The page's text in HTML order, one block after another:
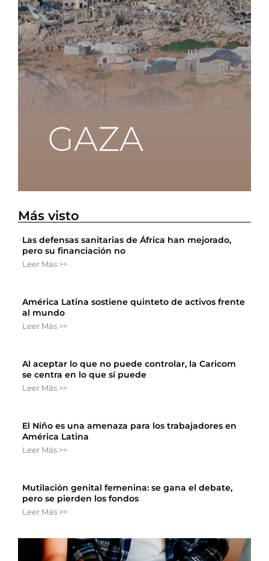
Más visto
Las defensas sanitarias de África han mejorado,
pero su financiación no
Leer Más >>
América Latina sostiene quinteto de activos frente
al mundo
Leer Más >>
Al aceptar lo que no puede controlar, la Caricom
se centra en lo que sí puede
Leer Más >>
El Niño es una amenaza para los trabajadores en
América Latina
Leer Más >>
Mutilación genital femenina: se gana el debate,
pero se pierden los fondos
Leer Más >>